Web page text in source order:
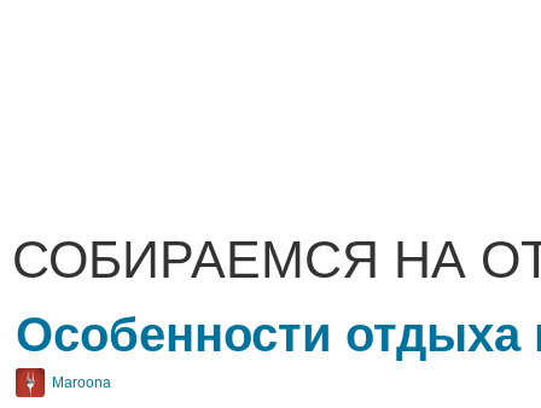
СОБИРАЕМСЯ НА
Особенности отдыха
Maroona